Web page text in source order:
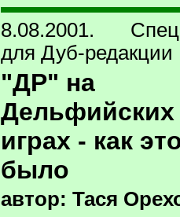
8.08.2001.
для Дуб-редакции
"ДР" на
Дельфийских
играх - как
было
автор: Тася